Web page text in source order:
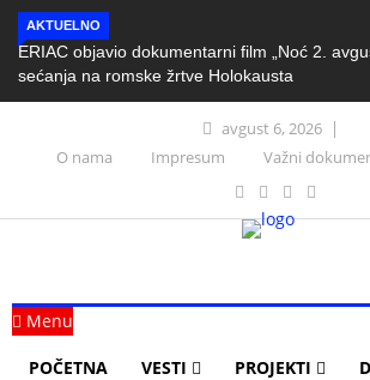
AKTUELNO
ERIAC objavio dokumentarni film „Noć 2.
sećanja na romske žrtve Holokausta
avgust 6, 2026
O nama
Impresum Važni
Menu
POČETNA VESTI PROJEKTI